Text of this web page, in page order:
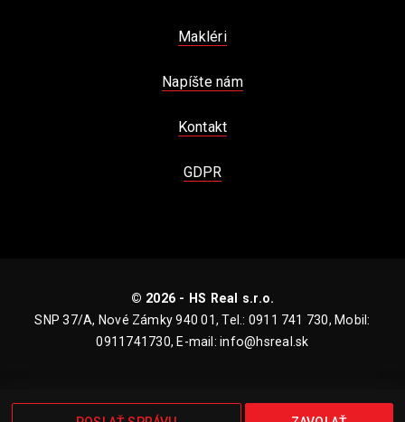
Makléri
Napíšte nám
Kontakt
GDPR
© 2026 - HS Real s.r.o.
SNP 37/A, Nové Zámky 940 01, Tel.: 0911 741 730, Mobil:
0911741730, E-mail: info@hsreal.sk